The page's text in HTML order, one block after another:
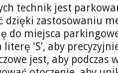
technik jest
dzięki zastosowaniu
do miejsca
'S’, aby
jest, aby podczas